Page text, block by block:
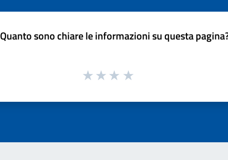
Quanto sono chiare le informazioni su questa